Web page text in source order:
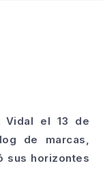
Vidal el 13 de
de marcas,
sus horizontes